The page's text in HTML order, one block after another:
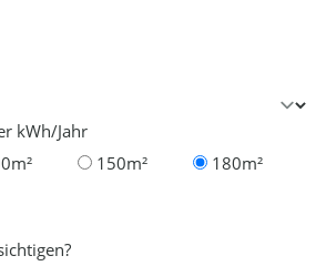
kWh/Jahr
150m²
180m²